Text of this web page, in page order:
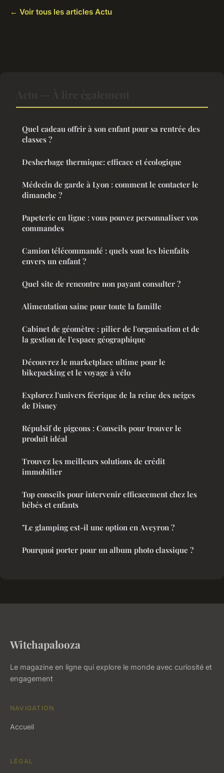
← Voir tous les articles Actu
Quel cadeau offrir à son enfant pour sa rentrée des
classes ?
Desherbage thermique: efficace et écologique
Médecin de garde à Lyon : comment le contacter le
dimanche ?
Papeterie en ligne : vous pouvez personnaliser vos
commandes
Camion télécommandé : quels sont les bienfaits
envers un enfant ?
Quel site de rencontre non payant consulter ?
Alimentation saine pour toute la famille
Cabinet de géomètre : pilier de l'organisation et de
la gestion de l'espace géographique
Découvrez le marketplace ultime pour le
bikepacking et le voyage à vélo
Explorez l'univers féerique de la reine des neiges
de Disney
Répulsif de pigeons : Conseils pour trouver le
produit idéal
Trouvez les meilleurs solutions de crédit
immobilier
Top conseils pour intervenir efficacement chez les
bébés et enfants
"Le glamping est-il une option en Aveyron ?
Pourquoi porter pour un album photo classique ?
Witchapalooza
Le magazine en ligne qui explore le monde avec curiosité et
engagement
NAVIGATION
Accueil
LÉGAL